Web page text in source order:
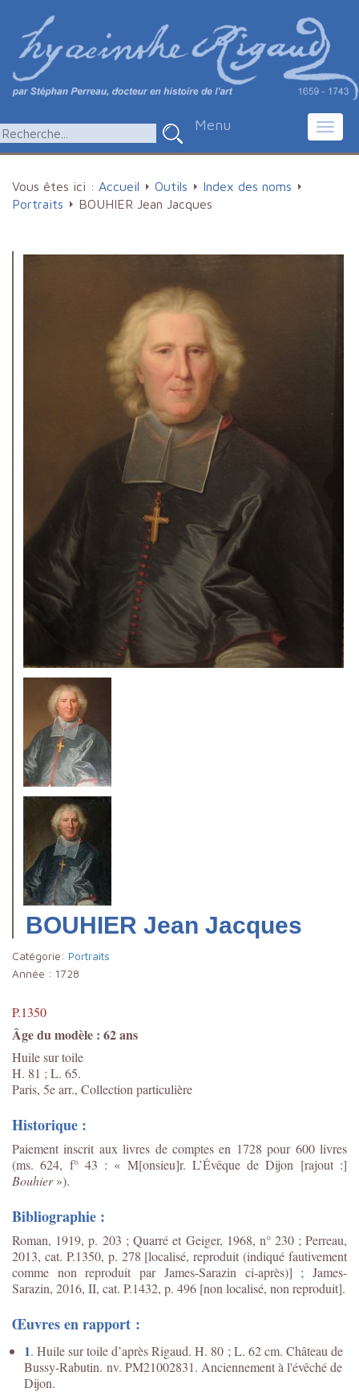
Menu
Vous êtes ici : Accueil Outils
Index des noms
Portraits
BOUHIER Jean Jacques
BOUHIER Jean Jacques
Catégorie: Portraits
Année : 1728
P.1350
Âge du modèle : 62 ans
Huile sur toile
H. 81 ; L. 65.
Paris, 5e arr., Collection particulière
Historique :
Paiement inscrit aux livres de comptes en 1728 pour 600 livres
(ms. 624, f° 43 : « M[onsieu]r. L’Évêque de Dijon [rajout :]
Bouhier»).
Bibliographie :
Roman, 1919, p. 203 ; Quarré et Geiger, 1968, n° 230 ; Perreau,
2013, cat. P.1350, p. 278 [localisé, reproduit (indiqué fautivement
comme non reproduit par James-Sarazin ci-après)] ; James-
Sarazin, 2016, II, cat. P.1432, p. 496 [non localisé, non reproduit].
Œuvres en rapport :
1. Huile sur toile d’après Rigaud. H. 80 ; L. 62 cm. Château de
Bussy-Rabutin. nv. PM21002831. Anciennement à l'évêché de
Dijon.